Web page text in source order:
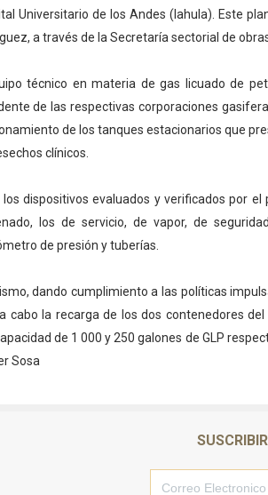
Dictan MasterClass en el
Encuentro estadal fortalece la
Gobernador Arnaldo Sánchez
Universitario de los Andes (Iahula). Este
a través de la Secretaría sectorial de
técnico en materia de gas licuado de
de las respectivas corporaciones
de los tanques estacionarios que
clínicos.
los dispositivos evaluados y verificados por
los de servicio, de vapor, de
de presión y tuberías.
dando cumplimiento a las políticas
a cabo la recarga de los dos contenedores
de 1 000 y 250 galones de GLP
Sosa